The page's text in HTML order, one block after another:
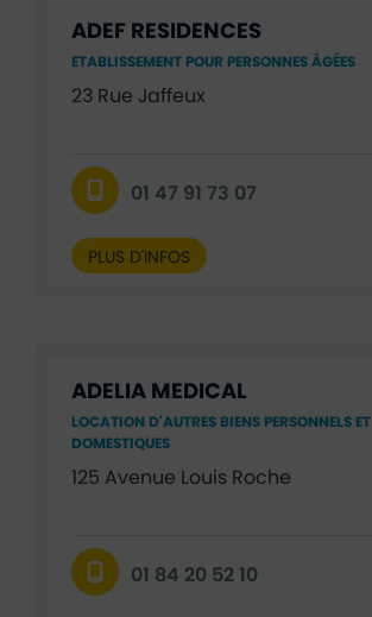
ADEF RESIDENCES
ETABLISSEMENT POUR PERSONNES ÂGÉES
23 Rue Jaffeux
01 47 91 73 07
PLUS D'INFOS
ADELIA MEDICAL
LOCATION D'AUTRES BIENS PERSONNELS ET
DOMESTIQUES
125 Avenue Louis Roche
01 84 20 52 10